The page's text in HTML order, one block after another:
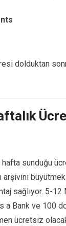
dolduktan
hafta sunduğu
arşivini
sağlıyor. 5-
a Bank ve 100
ücretsiz